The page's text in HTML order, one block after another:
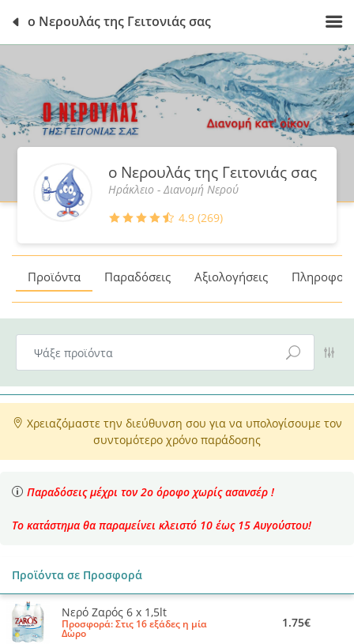
ο Νερουλάς της Γειτονιάς σας
ο Νερουλάς της Γειτονιάς σας
Ηράκλειο - Διανομή Νερού
4.9 (269)
Προϊόντα Παραδόσεις Αξιολογήσεις
Χρειαζόμαστε την διεύθυνση σου για να υπολογίσουμε τον
συντομότερο χρόνο παράδοσης
Παραδόσεις μέχρι τον 2ο όροφο χωρίς ασανσέρ !
Το κατάστημα θα παραμείνει κλειστό 10 έως 15 Αυγούστου!
Προϊόντα σε Προσφορά
Νερό Ζαρός 6 x 1,5lt
Προσφορά: Στις 16 εξάδες η μία
Δώρο
1.75€